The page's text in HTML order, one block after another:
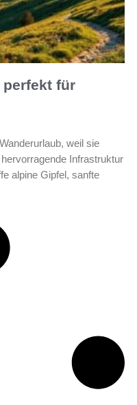
perfekt für
weil sie
Infrastruktur
alpine Gipfel, sanfte